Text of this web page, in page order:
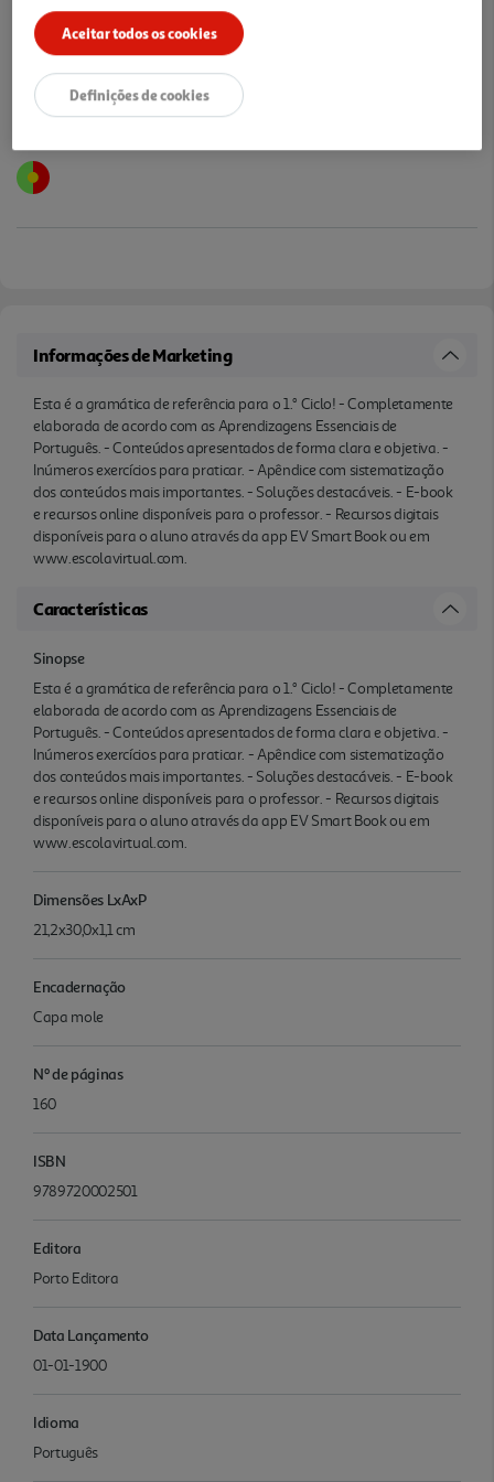
Notas de preparação
Informações de Marketing
Esta é a gramática de referência para o 1.° Ciclo! - Completamente
elaborada de acordo com as Aprendizagens Essenciais de
Português. - Conteúdos apresentados de forma clara e objetiva. -
Inúmeros exercícios para praticar. - Apêndice com sistematização
dos conteúdos mais importantes. - Soluções destacáveis. - E-book
e recursos online disponíveis para o professor. - Recursos digitais
disponíveis para o aluno através da app EV Smart Book ou em
www.escolavirtual.com.
Características
Sinopse
Esta é a gramática de referência para o 1.° Ciclo! - Completamente
elaborada de acordo com as Aprendizagens Essenciais de
Português. - Conteúdos apresentados de forma clara e objetiva. -
Inúmeros exercícios para praticar. - Apêndice com sistematização
dos conteúdos mais importantes. - Soluções destacáveis. - E-book
e recursos online disponíveis para o professor. - Recursos digitais
disponíveis para o aluno através da app EV Smart Book ou em
www.escolavirtual.com.
Dimensões LxAxP
21,2x30,0x1,1 cm
Encadernação
Capa mole
Nº de páginas
160
ISBN
9789720002501
Editora
Porto Editora
Data Lançamento
01-01-1900
Idioma
Português
Aceitar todos os cookies
Definições de cookies